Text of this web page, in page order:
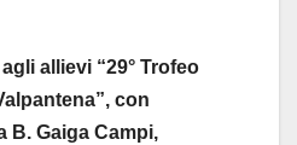
allievi “29° Trofeo
con
B. Gaiga Campi,